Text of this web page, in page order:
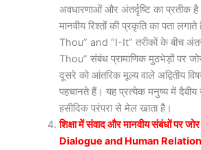
अवधारणाओं और अंतर्दृष्टि का प्रतीक
मानवीय रिश्तों की प्रकृति का पता
Thou” and “I-It” तरीकों के बीच
Thou” संबंध प्रामाणिक मुठभेड़ों पर
दूसरे को आंतरिक मूल्य वाले अद्वितीय
पहचानते हैं। यह प्रत्येक मनुष्य में दैवीय
हसीदिक परंपरा से मेल खाता है।
शिक्षा में संवाद और मानवीय संबंधों पर
Dialogue and Human